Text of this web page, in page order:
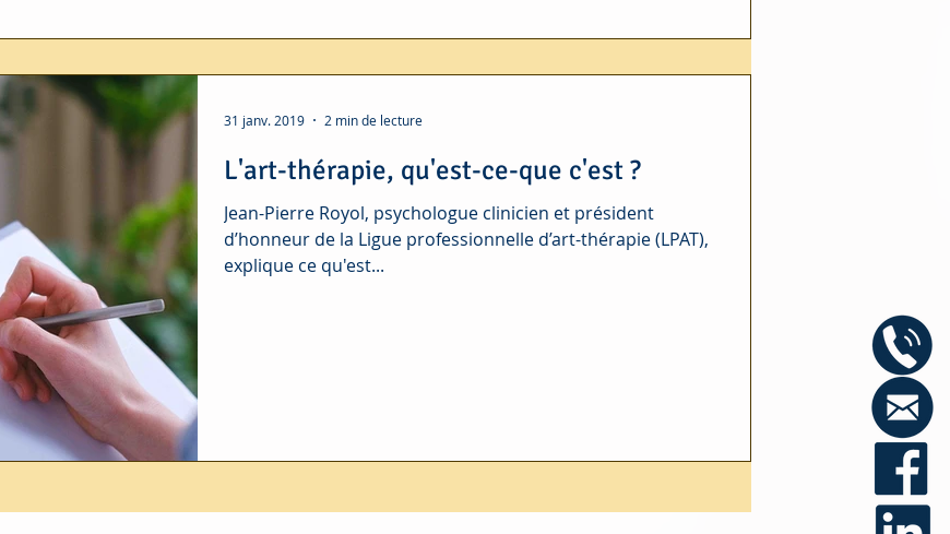
L'art-thérapie, qu'est-ce-que c'est ?
Jean-Pierre Royol, psychologue clinicien et président
d’honneur de la Ligue professionnelle d’art-thérapie (LPAT),
explique ce qu'est...
31 janv. 2019 2 min de lecture